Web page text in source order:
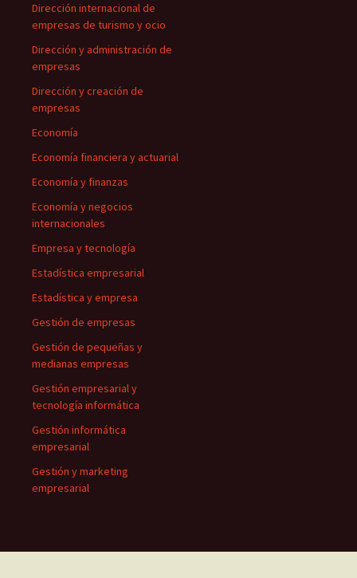
Dirección internacional de
empresas de turismo y ocio
Dirección y administración de
empresas
Dirección y creación de
empresas
Economía
Economía financiera y actuarial
Economía y finanzas
Economía y negocios
internacionales
Empresa y tecnología
Estadística empresarial
Estadística y empresa
Gestión de empresas
Gestión de pequeñas y
medianas empresas
Gestión empresarial y
tecnología informática
Gestión informática
empresarial
Gestión y marketing
empresarial